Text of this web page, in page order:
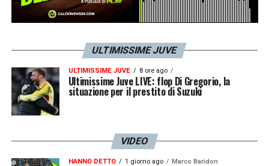
ULTIMISSIME JUVE
ULTIMISSIME JUVE 8 ore ago
Ultimissime Juve LIVE: flop Di Gregorio, la
situazione per il prestito di Suzuki
VIDEO
HANNO DETTO 1 giorno ago Marco Baridon